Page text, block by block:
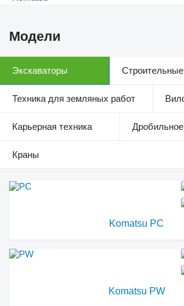
Модели
Экскаваторы Строительные
Техника для земляных работ
Карьерная техника
Краны
Komatsu PC
Komatsu PW